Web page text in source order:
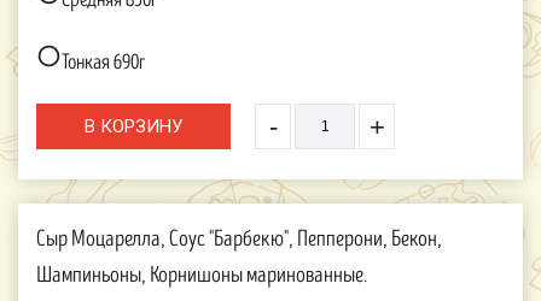
Тонкая 690г
- +
Сыр Моцарелла, Соус "Барбекю", Пепперони, Бекон,
Шампиньоны, Корнишоны маринованные.